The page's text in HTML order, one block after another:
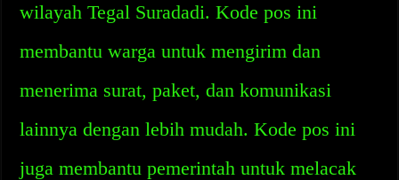
wilayah Tegal Suradadi. Kode pos ini
membantu warga untuk mengirim dan
menerima surat, paket, dan komunikasi
lainnya dengan lebih mudah. Kode pos ini
juga membantu pemerintah untuk melacak